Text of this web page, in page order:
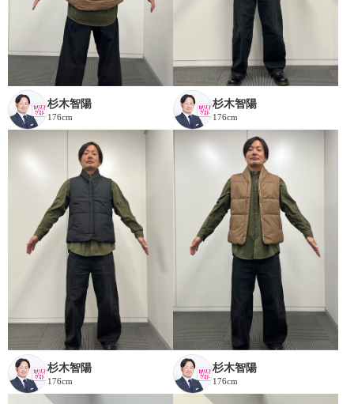
杉木智陽
176cm
杉木智陽
176cm
杉木智陽
176cm
杉木智陽
176cm